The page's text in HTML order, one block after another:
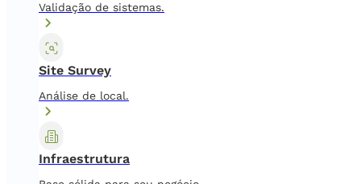
Validação de sistemas.
Site Survey
Análise de local.
Infraestrutura